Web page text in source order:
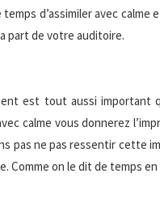
d’assimiler avec
part de votre auditoire.
est tout aussi important
calme vous donnerez
pas ne pas ressentir cette
on le dit de temps en